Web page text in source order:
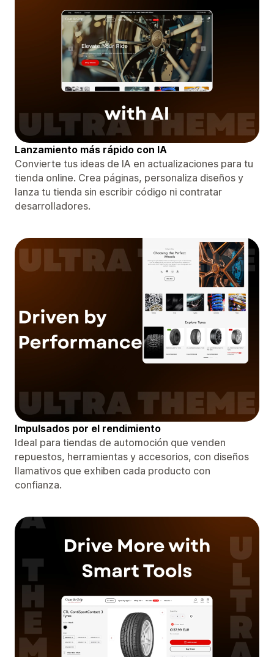
Lanzamiento más rápido con IA
Convierte tus ideas de IA en actualizaciones para tu
tienda online. Crea páginas, personaliza diseños y
lanza tu tienda sin escribir código ni contratar
desarrolladores.
Impulsados ​​por el rendimiento
Ideal para tiendas de automoción que venden
repuestos, herramientas y accesorios, con diseños
llamativos que exhiben cada producto con
confianza.